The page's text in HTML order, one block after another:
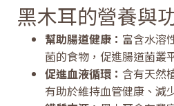
黑木耳的營養與
幫助腸道健康： 富含水溶
菌的食物，促進腸道菌叢
促進血液循環： 含有天然
有助於維持血管健康、減